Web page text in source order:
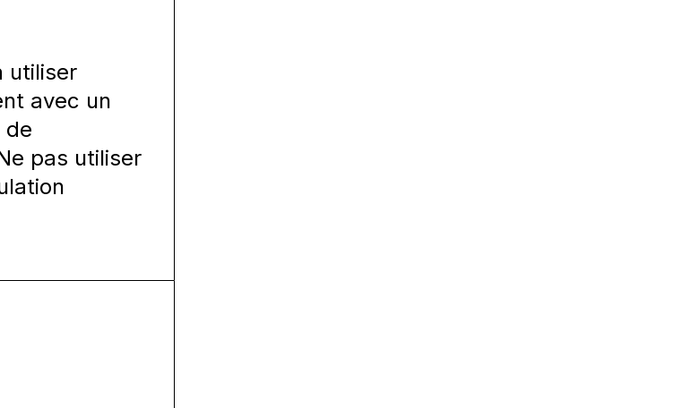
utiliser
avec un
de
pas utiliser